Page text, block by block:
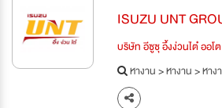
ISUZU UNT
บริษัท อีซูซุ อึ้งง่วนไต๋ ออโ
หางาน>หางาน>หาง